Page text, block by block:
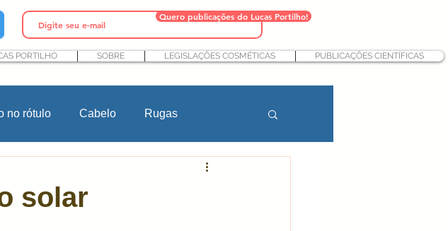
PORTILHO SOBRE LEGISLAÇÕES COSMÉTICAS PUBLICAÇÕES CIENTÍFICAS
Quero publicações do Lucas Portilho!
no rótulo Cabelo Rugas
solar